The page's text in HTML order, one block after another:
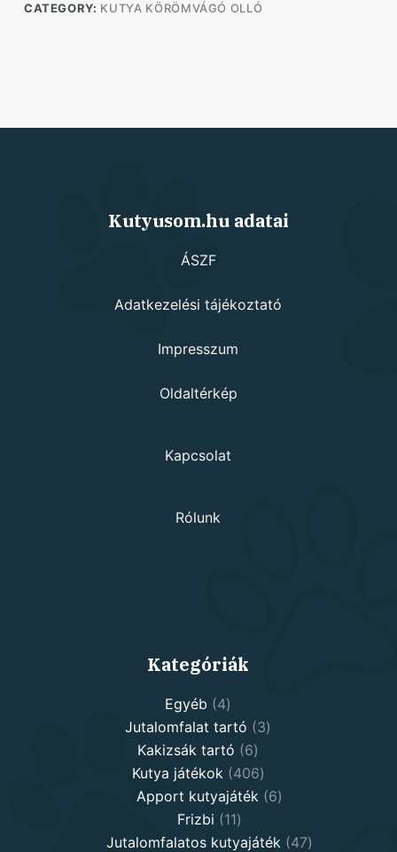
CATEGORY: KUTYA KÖRÖMVÁGÓ OLLÓ
Kutyusom.hu adatai
ÁSZF
Adatkezelési tájékoztató
Impresszum
Oldaltérkép
Kapcsolat
Rólunk
Kategóriák
Egyéb 44
products
Jutalomfalat tartó 33
Kakizsák tartó 66
products
Kutya játékok 406406
products
Apport kutyajáték 66
Frizbi 1111
products
Jutalomfalatos kutyajáték 4747